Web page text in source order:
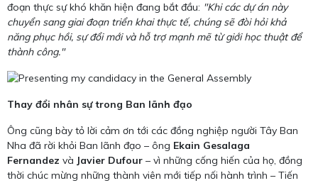
đoạn thực sự khó khăn hiện đang bắt đầu: "Khi các dự án này
chuyển sang giai đoạn triển khai thực tế, chúng sẽ đòi hỏi khả
năng phục hồi, sự đổi mới và hỗ trợ mạnh mẽ từ giới học thuật để
thành công."
Thay đổi nhân sự trong Ban lãnh đạo
Ông cũng bày tỏ lời cảm ơn tới các đồng nghiệp người Tây Ban
Nha đã rời khỏi Ban lãnh đạo – ông Ekain Gesalaga
Fernandez và Javier Dufour – vì những cống hiến của họ, đồng
thời chúc mừng những thành viên mới tiếp nối hành trình – Tiến